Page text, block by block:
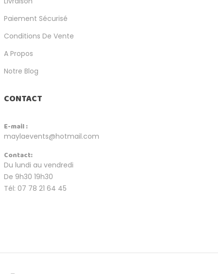
Paiement Sécurisé
Conditions De Vente
A Propos
Notre Blog
CONTACT
E-mail :
maylaevents@hotmail.com
Contact:
Du lundi au vendredi
De 9h30 19h30
Tél: 07 78 21 64 45